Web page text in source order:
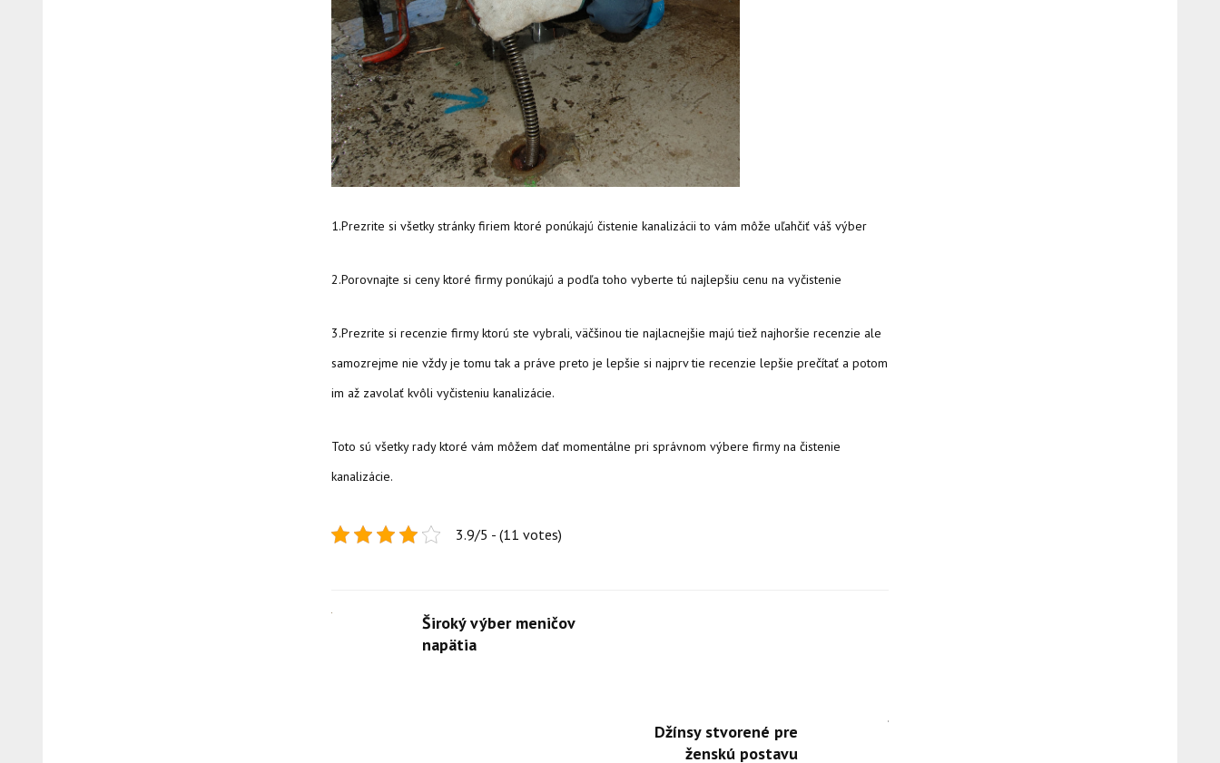
1.Prezrite si všetky stránky firiem ktoré ponúkajú čistenie kanalizácii to vám môže uľahčiť váš výber
2.Porovnajte si ceny ktoré firmy ponúkajú a podľa toho vyberte tú najlepšiu cenu na vyčistenie
3.Prezrite si recenzie firmy ktorú ste vybrali, väčšinou tie najlacnejšie majú tiež najhoršie recenzie ale
samozrejme nie vždy je tomu tak a práve preto je lepšie si najprv tie recenzie lepšie prečítať a potom
im až zavolať kvôli vyčisteniu kanalizácie.
Toto sú všetky rady ktoré vám môžem dať momentálne pri správnom výbere firmy na čistenie
kanalizácie.
3.9/5 - (11 votes)
Široký výber meničov
napätia
Džínsy stvorené pre
ženskú postavu